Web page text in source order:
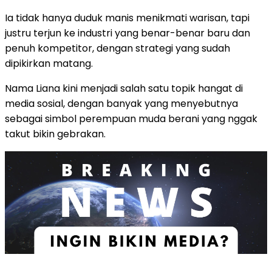
Ia tidak hanya duduk manis menikmati warisan, tapi
justru terjun ke industri yang benar-benar baru dan
penuh kompetitor, dengan strategi yang sudah
dipikirkan matang.
Nama Liana kini menjadi salah satu topik hangat di
media sosial, dengan banyak yang menyebutnya
sebagai simbol perempuan muda berani yang nggak
takut bikin gebrakan.